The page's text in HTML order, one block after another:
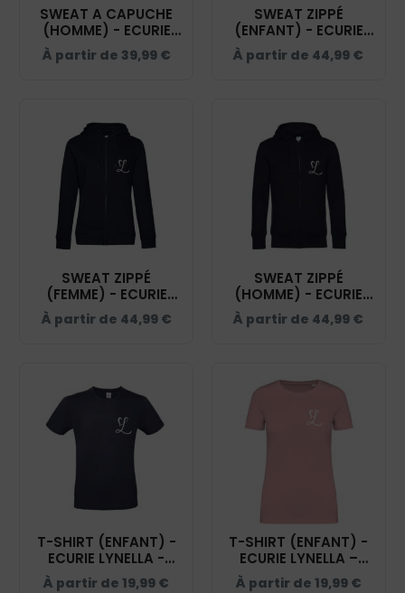
SWEAT A CAPUCHE
(HOMME) - ECURIE
LYNELLA - NAVY -
BCU33B
À partir de 39,99 €
SWEAT ZIPPÉ
(ENFANT) - ECURIE
LYNELLA – NAVY -
K455
À partir de 44,99 €
SWEAT ZIPPÉ
(FEMME) - ECURIE
LYNELLA – NAVY -
BCW03Q
À partir de 44,99 €
SWEAT ZIPPÉ
(HOMME) - ECURIE
LYNELLA – NAVY -
BCU03K
À partir de 44,99 €
T-SHIRT (ENFANT) -
ECURIE LYNELLA -
NAVY - BC03TK
À partir de 19,99 €
T-SHIRT (ENFANT) -
ECURIE LYNELLA –
ROSE PALE - NS307
À partir de 19,99 €